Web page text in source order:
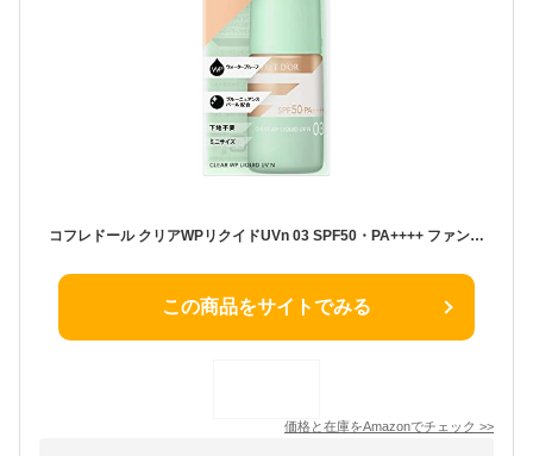
コフレドール クリアWPリクイドUVn 03 SPF50・PA++++ ファンデーション 健康的な肌の色
この商品をサイトでみる
価格と在庫をAmazonでチェック >>